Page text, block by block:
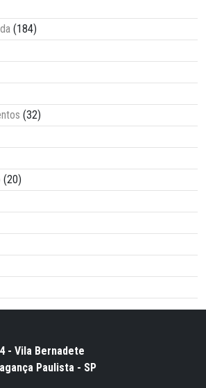
(184)
(32)
(20)
- Vila Bernadete
Paulista - SP